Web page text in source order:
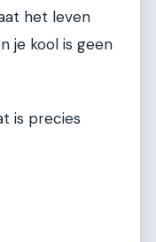
het leven
je kool is geen
is precies